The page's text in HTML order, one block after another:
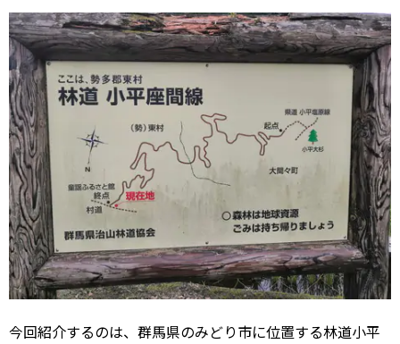
今回紹介するのは、群馬県のみどり市に位置する林道小平